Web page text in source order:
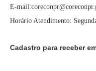
E-
Horário Atendimento:
Cadastro para receber